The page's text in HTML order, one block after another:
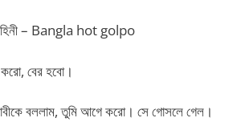
– Bangla hot golpo
বের হবো।
বললাম, তুমি আগে করো। সে গোসলে গেল।